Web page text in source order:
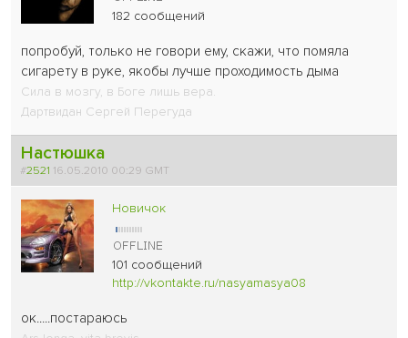
182 сообщений
попробуй, только не говори ему, скажи, что помяла
сигарету в руке, якобы лучше проходимость дыма
Сила в мозгу, в Боге лишь вера.
Дартвидан Сергей Перегуда
Настюшка
#2521 16.05.2010 00:29 GMT
Новичок
101 сообщений
http://vkontakte.ru/nasyamasya08
ок.....постараюсь